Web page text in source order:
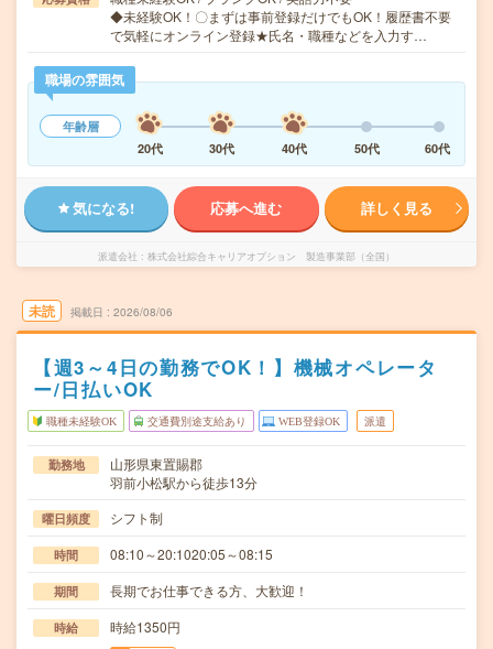
◆未経験OK！〇まずは事前登録だけでもOK！履歴書不要
で気軽にオンライン登録★氏名・職種などを入力す…
職場の雰囲気
年齢層
20代
30代 40代 50代 60代
気になる! 応募へ進む 詳しく見る
派遣会社 株式会社綜合キャリアオプション 製造事業部（全国）
未読 掲載日 2026/08/06
【週3～4日の勤務でOK！】機械オペレータ
ー/日払いOK
職種未経験OK 交通費別途支給あり WEB登録OK 派遣
勤務地
山形県東置賜郡
羽前小松駅から徒歩13分
曜日頻度 シフト制
時間 08:10～20:1020:05～08:15
期間 長期でお仕事できる方、大歓迎！
時給 時給1350円